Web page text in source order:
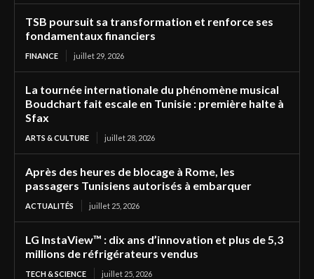
TSB poursuit sa transformation et renforce ses
fondamentaux financiers
FINANCE juillet 29, 2026
La tournée internationale du phénomène musical
Boudchart fait escale en Tunisie : première halte à
Sfax
ARTS & CULTURE juillet 28, 2026
Après des heures de blocage à Rome, les
passagers Tunisiens autorisés à embarquer
ACTUALITÉS juillet 25, 2026
LG InstaView™ : dix ans d’innovation et plus de 5,3
millions de réfrigérateurs vendus
TECH & SCIENCE juillet 25, 2026